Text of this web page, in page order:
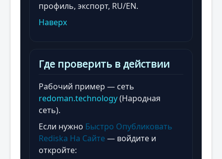
профиль, экспорт, RU/EN.
Наверх
Где проверить в действии
Рабочий пример — сеть
redoman.technology(Народная
сеть).
Если нужно Быстро Опубликовать
Rediska На Сайте — войдите и
откройте: